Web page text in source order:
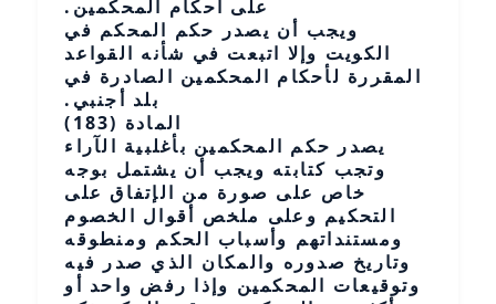
على أحكام المحكمين.
ويجب أن يصدر حكم المحكم في
الكويت وإلا اتبعت في شأنه القواعد
المقررة لأحكام المحكمين الصادرة في
بلد أجنبي.
المادة (183)
يصدر حكم المحكمين بأغلبية الآراء
وتجب كتابته ويجب أن يشتمل بوجه
خاص على صورة من الإتفاق على
التحكيم وعلى ملخص أقوال الخصوم
ومستنداتهم وأسباب الحكم ومنطوقه
وتاريخ صدوره والمكان الذي صدر فيه
وتوقيعات المحكمين وإذا رفض واحد أو